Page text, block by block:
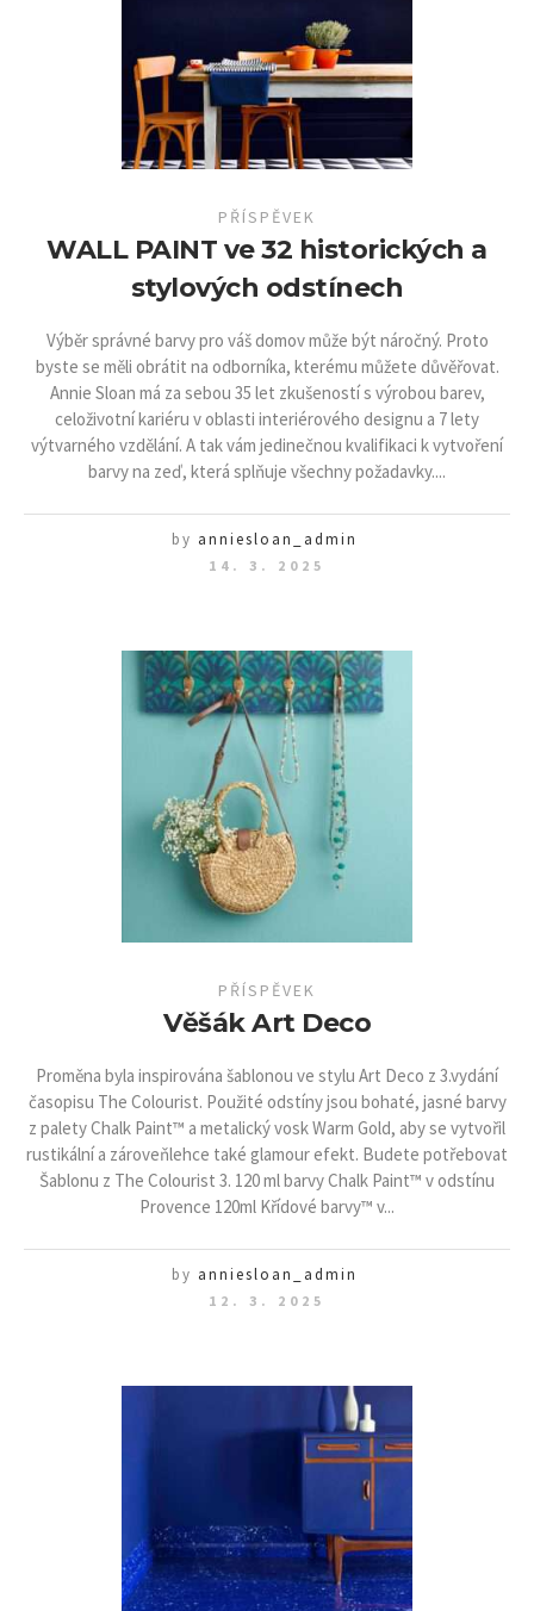
PŘÍSPĚVEK
WALL PAINT ve 32 historických a
stylových odstínech
Výběr správné barvy pro váš domov může být náročný. Proto
byste se měli obrátit na odborníka, kterému můžete důvěřovat.
Annie Sloan má za sebou 35 let zkušeností s výrobou barev,
celoživotní kariéru v oblasti interiérového designu a 7 lety
výtvarného vzdělání. A tak vám jedinečnou kvalifikaci k vytvoření
barvy na zeď, která splňuje všechny požadavky....
by anniesloan_admin
14. 3. 2025
PŘÍSPĚVEK
Věšák Art Deco
Proměna byla inspirována šablonou ve stylu Art Deco z 3.vydání
časopisu The Colourist. Použité odstíny jsou bohaté, jasné barvy
z palety Chalk Paint™ a metalický vosk Warm Gold, aby se vytvořil
rustikální a zároveňlehce také glamour efekt. Budete potřebovat
Šablonu z The Colourist 3. 120 ml barvy Chalk Paint™ v odstínu
Provence 120ml Křídové barvy™ v...
by anniesloan_admin
12. 3. 2025